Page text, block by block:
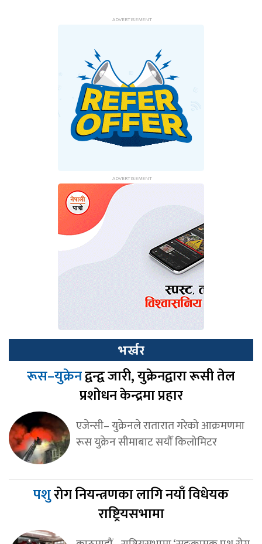
भर्खर
रूस–युक्रेनद्वन्द्व जारी, युक्रेनद्वारा रूसी तेल
प्रशोधन केन्द्रमा प्रहार
एजेन्सी– युक्रेनले रातारात गरेको आक्रमणमा
रूस युक्रेन सीमाबाट सयौँ किलोमिटर
पशुरोग नियन्त्रणका लागि नयाँ विधेयक
राष्ट्रियसभामा